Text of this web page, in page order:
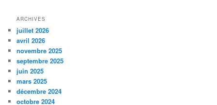
ARCHIVES
juillet 2026
avril 2026
novembre 2025
septembre 2025
juin 2025
mars 2025
décembre 2024
octobre 2024